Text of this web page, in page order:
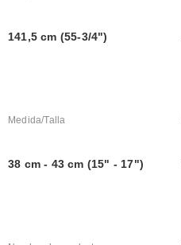
141,5 cm (55-3/4")
Medida/Talla
38 cm - 43 cm (15" - 17")